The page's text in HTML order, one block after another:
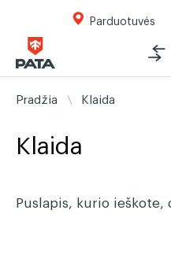
Parduotuvės
Pradžia Klaida
Klaida
Puslapis, kurio ieškote,